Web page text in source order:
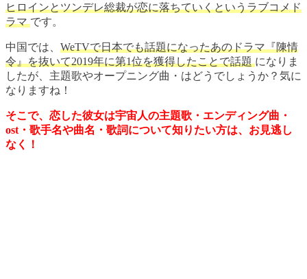
ヒロインとツンデレ総裁が恋に落ちていくというラブコメド
ラマです。
中国では、 WeTVで日本でも話題になったあのドラマ『陳情
令』を抜いて2019年に第1位を獲得したことで話題 になりま
したが、主題歌やオープニング曲・はどうでしょうか？気に
なりますね！
そこで、恋した彼女は宇宙人の主題歌・エンディング曲・
ost・歌手名や曲名・歌詞について知りたい方は、お見逃し
なく！